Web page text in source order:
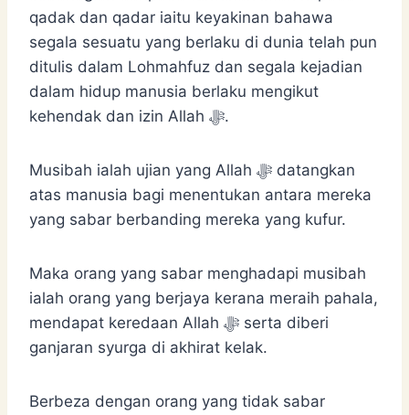
qadak dan qadar iaitu keyakinan bahawa
segala sesuatu yang berlaku di dunia telah pun
ditulis dalam Lohmahfuz dan segala kejadian
dalam hidup manusia berlaku mengikut
kehendak dan izin Allah ﷻ.
Musibah ialah ujian yang Allah ﷻ datangkan
atas manusia bagi menentukan antara mereka
yang sabar berbanding mereka yang kufur.
Maka orang yang sabar menghadapi musibah
ialah orang yang berjaya kerana meraih pahala,
mendapat keredaan Allah ﷻ serta diberi
ganjaran syurga di akhirat kelak.
Berbeza dengan orang yang tidak sabar